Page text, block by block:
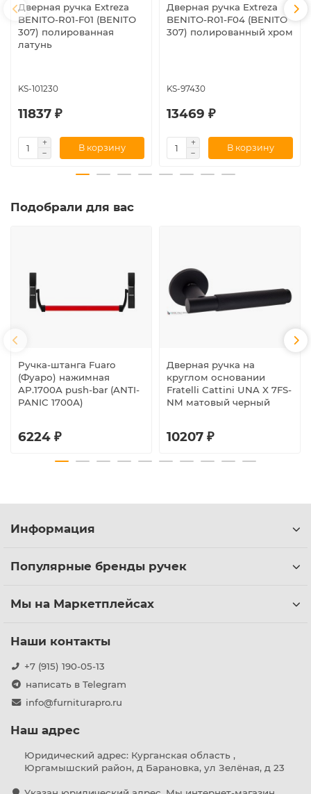
Дверная ручка Extreza
BENITO-R01-F01 (BENITO
307) полированная
латунь
KS-101230
11837 ₽
В корзину
Дверная ручка Extreza
BENITO-R01-F04 (BENITO
307) полированный хром
KS-97430
13469 ₽
В корзину
Подобрали для вас
Ручка-штанга Fuaro
(Фуаро) нажимная
AP.1700A push-bar (ANTI-
PANIC 1700А)
6224 ₽
Дверная ручка на
круглом основании
Fratelli Cattini UNA X 7FS-
NM матовый черный
10207 ₽
Информация
Популярные бренды ручек
Мы на Маркетплейсах
Наши контакты
+7 (915) 190-05-13
написать в Telegram
info@furniturapro.ru
Наш адрес
Юридический адрес: Курганская область ,
Юргамышский район, д Барановка, ул Зелёная, д 23